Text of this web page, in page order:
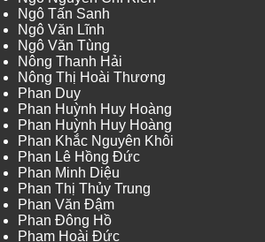
Ngô Tấn Sanh
Ngô Văn Lĩnh
Ngô Văn Tùng
Nông Thanh Hải
Nông Thị Hoài Thương
Phan Duy
Phan Huỳnh Huy Hoàng
Phan Huỳnh Huy Hoàng
Phan Khắc Nguyên Khôi
Phan Lê Hồng Đức
Phan Minh Diệu
Phan Thị Thủy Trung
Phan Văn Đậm
Phan Đông Hồ
Phạm Hoài Đức